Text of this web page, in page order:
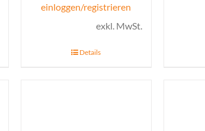
einloggen/registrieren
exkl. MwSt.
Details